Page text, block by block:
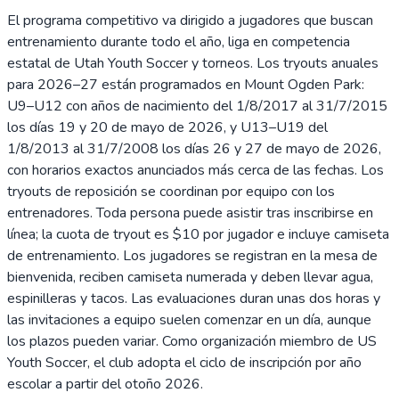
El programa competitivo va dirigido a jugadores que buscan
entrenamiento durante todo el año, liga en competencia
estatal de Utah Youth Soccer y torneos. Los tryouts anuales
para 2026–27 están programados en Mount Ogden Park:
U9–U12 con años de nacimiento del 1/8/2017 al 31/7/2015
los días 19 y 20 de mayo de 2026, y U13–U19 del
1/8/2013 al 31/7/2008 los días 26 y 27 de mayo de 2026,
con horarios exactos anunciados más cerca de las fechas. Los
tryouts de reposición se coordinan por equipo con los
entrenadores. Toda persona puede asistir tras inscribirse en
línea; la cuota de tryout es $10 por jugador e incluye camiseta
de entrenamiento. Los jugadores se registran en la mesa de
bienvenida, reciben camiseta numerada y deben llevar agua,
espinilleras y tacos. Las evaluaciones duran unas dos horas y
las invitaciones a equipo suelen comenzar en un día, aunque
los plazos pueden variar. Como organización miembro de US
Youth Soccer, el club adopta el ciclo de inscripción por año
escolar a partir del otoño 2026.